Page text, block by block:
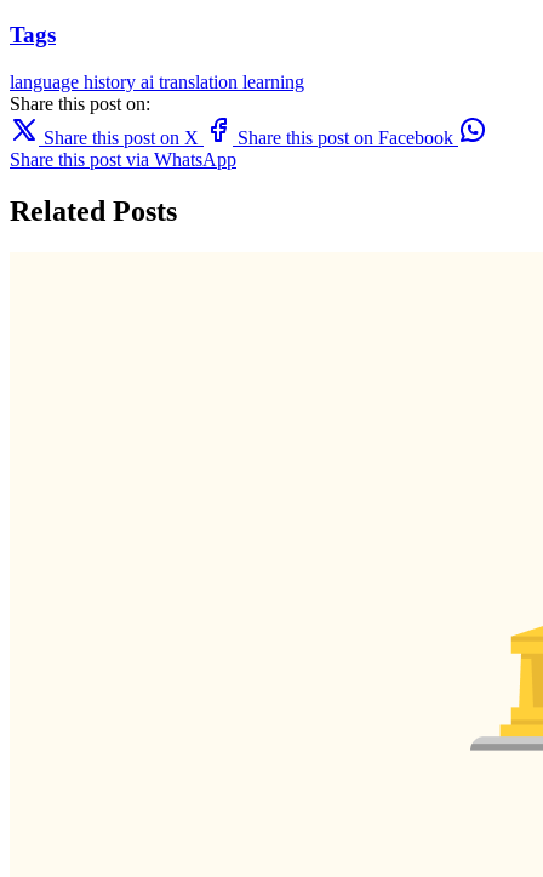
Tags
language history ai translation learning
Share this post on:
Share this post on X
Share this post on Facebook
Share this post via WhatsApp
Related Posts